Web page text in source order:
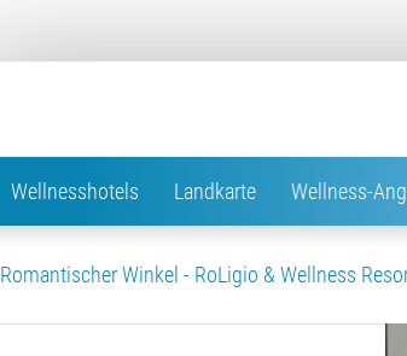
Wellnesshotels Landkarte Wellness-
Romantischer Winkel - RoLigio & Wellness